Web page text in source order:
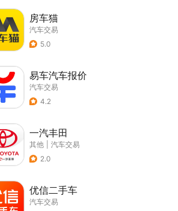
房车猫
汽车交易
5.0
易车汽车报价
汽车交易
4.2
一汽丰田
其他
汽车交易
2.0
优信二手车
汽车交易